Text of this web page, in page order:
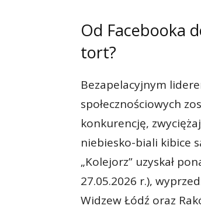
Od Facebooka
tort?
Bezapelacyjnym
społecznościowych
konkurencję,
niebiesko-biali kibice
„Kolejorz” uzyskał
27.05.2026 r.),
Widzew Łódź oraz